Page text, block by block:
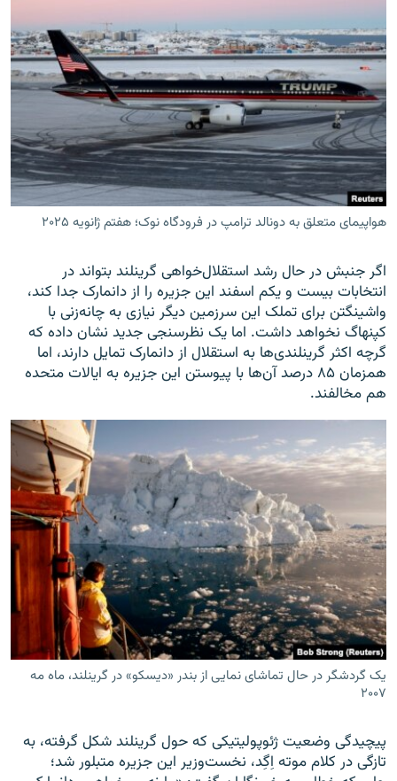
هواپیمای متعلق به دونالد ترامپ در فرودگاه نوک؛ هفتم ژانویه ۲۰۲۵
اگر جنبش در حال رشد استقلال‌خواهی گرینلند بتواند در
انتخابات بیست و یکم اسفند این جزیره را از دانمارک جدا کند،
واشینگتن برای تملک این سرزمین دیگر نیازی به چانه‌زنی با
کپنهاگ نخواهد داشت. اما یک نظرسنجی جدید نشان داده که
گرچه اکثر گرینلندی‌ها به استقلال از دانمارک تمایل دارند، اما
همزمان ۸۵ درصد آن‌ها با پیوستن این جزیره به ایالات متحده
هم مخالفند.
یک گردشگر در حال تماشای نمایی از بندر «دیسکو» در گرینلند، ماه مه
۲۰۰۷
پیچیدگی وضعیت ژئوپولیتیکی که حول گرینلند شکل گرفته، به
تازگی در کلام موته اِگِد، نخست‌وزیر این جزیره متبلور شد؛